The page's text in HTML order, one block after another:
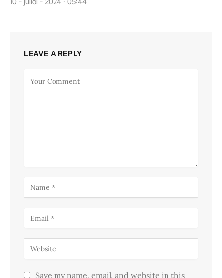
LEAVE A REPLY
Save my name, email, and website in this